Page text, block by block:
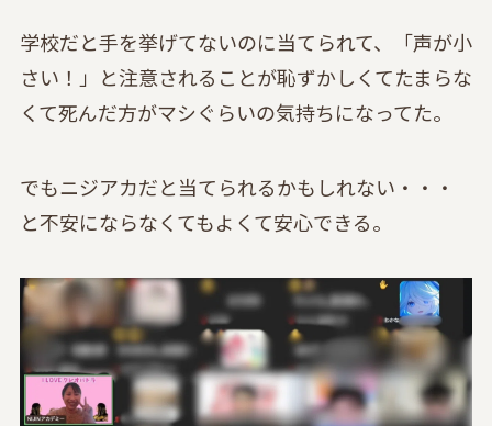
学校だと手を挙げてないのに当てられて、「声が小
さい！」と注意されることが恥ずかしくてたまらな
くて死んだ方がマシぐらいの気持ちになってた。
でもニジアカだと当てられるかもしれない・・・
と不安にならなくてもよくて安心できる。